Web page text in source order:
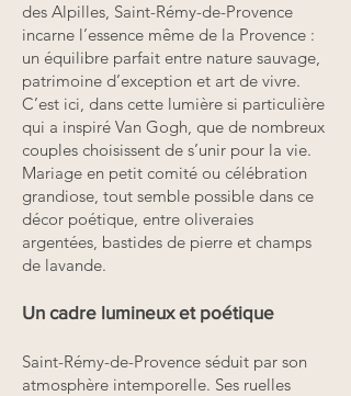
des Alpilles, Saint-Rémy-de-Provence
incarne l’essence même de la Provence :
un équilibre parfait entre nature sauvage,
patrimoine d’exception et art de vivre.
C’est ici, dans cette lumière si particulière
qui a inspiré Van Gogh, que de nombreux
couples choisissent de s’unir pour la vie.
Mariage en petit comité ou célébration
grandiose, tout semble possible dans ce
décor poétique, entre oliveraies
argentées, bastides de pierre et champs
de lavande.
Un cadre lumineux et poétique
Saint-Rémy-de-Provence séduit par son
atmosphère intemporelle. Ses ruelles